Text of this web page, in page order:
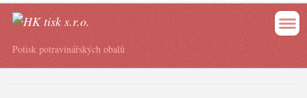
Potisk potravinářských obalů